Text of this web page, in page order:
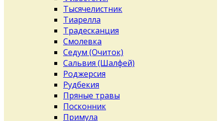
Тысячелистник
Тиарелла
Традесканция
Смолевка
Седум (Очиток)
Сальвия (Шалфей)
Роджерсия
Рудбекия
Пряные травы
Посконник
Примула